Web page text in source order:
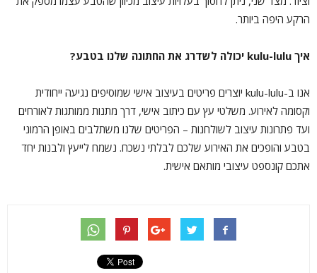
הרקע היפה ביותר.
איך kulu-lulu יכולה לשדרג את החתונה שלנו בטבע?
אנו ב-kulu-lulu יוצרים פריטים בעיצוב אישי שמוסיפים נגיעה ייחודית
וקסומה לאירוע. משלטי עץ עם כיתוב אישי, דרך מתנות ממותגות לאורחים
ועד פתרונות עיצוב לשולחנות – הפריטים שלנו משתלבים באופן הרמוני
בטבע והופכים את האירוע שלכם לבלתי נשכח. נשמח לייעץ ולבנות יחד
אתכם קונספט עיצובי מותאם אישית.